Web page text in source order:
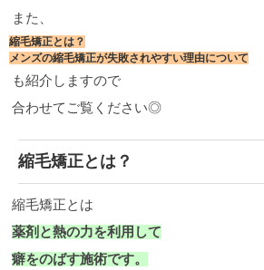
また、
縮毛矯正とは？
メンズの縮毛矯正が失敗されやすい理由について
も紹介しますので
合わせてご覧ください◎
縮毛矯正とは？
縮毛矯正とは
薬剤と熱の力を利用して
癖をのばす施術です。